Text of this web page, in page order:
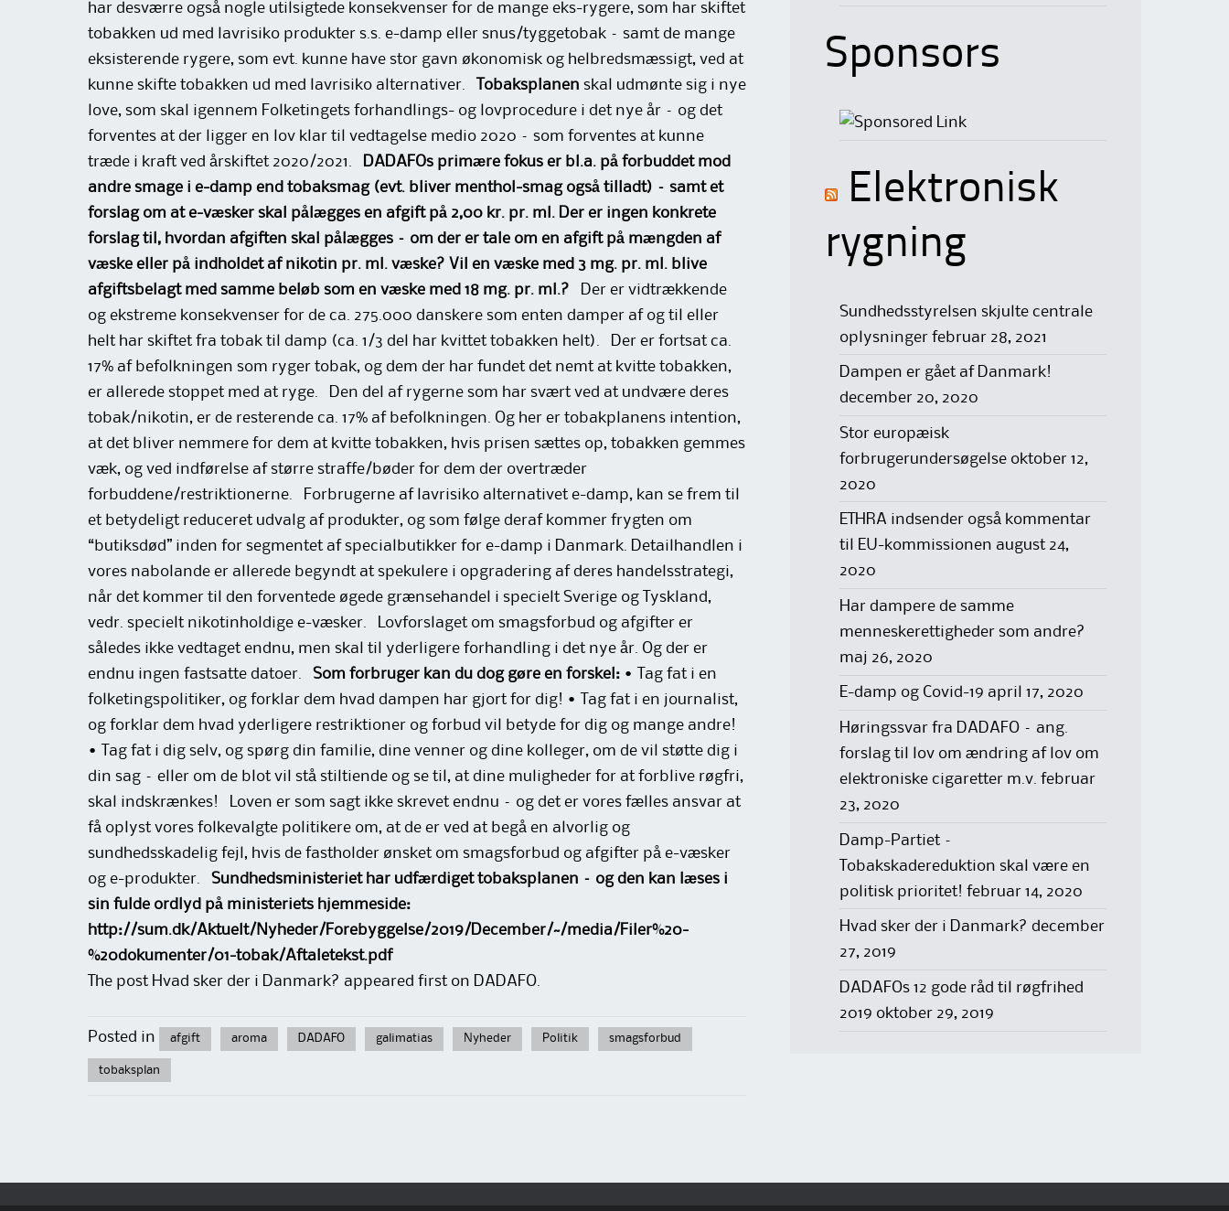
har desværre også nogle utilsigtede konsekvenser for de mange eks-rygere, som har skiftet
tobakken ud med lavrisiko produkter s.s. e-damp eller snus/tyggetobak – samt de mange
eksisterende rygere, som evt. kunne have stor gavn økonomisk og helbredsmæssigt, ved at
kunne skifte tobakken ud med lavrisiko alternativer.
Tobaksplanen skal udmønte sig i nye
love, som skal igennem Folketingets forhandlings- og lovprocedure i det nye år – og det
forventes at der ligger en lov klar til vedtagelse medio 2020 – som forventes at kunne
træde i kraft ved årskiftet 2020/2021.
DADAFOs primære fokus er bl.a. på forbuddet mod
andre smage i e-damp end tobaksmag (evt. bliver menthol-smag også tilladt) – samt et
forslag om at e-væsker skal pålægges en afgift på 2,00 kr. pr. ml. Der er ingen konkrete
forslag til, hvordan afgiften skal pålægges – om der er tale om en afgift på mængden af
væske eller på indholdet af nikotin pr. ml. væske? Vil en væske med 3 mg. pr. ml. blive
afgiftsbelagt med samme beløb som en væske med 18 mg. pr. ml.? Der er vidtrækkende
og ekstreme konsekvenser for de ca. 275.000 danskere som enten damper af og til eller
helt har skiftet fra tobak til damp (ca. 1/3 del har kvittet tobakken helt). Der er fortsat ca.
17% af befolkningen som ryger tobak, og dem der har fundet det nemt at kvitte tobakken,
er allerede stoppet med at ryge. Den del af rygerne som har svært ved at undvære deres
tobak/nikotin, er de resterende ca. 17% af befolkningen. Og her er tobakplanens intention,
at det bliver nemmere for dem at kvitte tobakken, hvis prisen sættes op, tobakken gemmes
væk, og ved indførelse af større straffe/bøder for dem der overtræder
forbuddene/restriktionerne. Forbrugerne af lavrisiko alternativet e-damp, kan se frem til
et betydeligt reduceret udvalg af produkter, og som følge deraf kommer frygten om
“butiksdød” inden for segmentet af specialbutikker for e-damp i Danmark. Detailhandlen i
vores nabolande er allerede begyndt at spekulere i opgradering af deres handelsstrategi,
når det kommer til den forventede øgede grænsehandel i specielt Sverige og Tyskland,
vedr. specielt nikotinholdige e-væsker. Lovforslaget om smagsforbud og afgifter er
således ikke vedtaget endnu, men skal til yderligere forhandling i det nye år. Og der er
endnu ingen fastsatte datoer. Som forbruger kan du dog gøre en forskel: • Tag fat i en
folketingspolitiker, og forklar dem hvad dampen har gjort for dig! • Tag fat i en journalist,
og forklar dem hvad yderligere restriktioner og forbud vil betyde for dig og mange andre!
• Tag fat i dig selv, og spørg din familie, dine venner og dine kolleger, om de vil støtte dig i
din sag – eller om de blot vil stå stiltiende og se til, at dine muligheder for at forblive røgfri,
skal indskrænkes! Loven er som sagt ikke skrevet endnu – og det er vores fælles ansvar at
få oplyst vores folkevalgte politikere om, at de er ved at begå en alvorlig og
sundhedsskadelig fejl, hvis de fastholder ønsket om smagsforbud og afgifter på e-væsker
og e-produkter. Sundhedsministeriet har udfærdiget tobaksplanen – og den kan læses i
sin fulde ordlyd på ministeriets hjemmeside:
http://sum.dk/Aktuelt/Nyheder/Forebyggelse/2019/December/~/media/Filer%20-
%20dokumenter/01-tobak/Aftaletekst.pdf
The post Hvad sker der i Danmark? appeared first on DADAFO.
Posted in afgift aroma DADAFO galimatias Nyheder Politik smagsforbud
tobaksplan
Sponsors
Elektronisk
rygning
Sundhedsstyrelsen skjulte centrale
oplysninger februar 28, 2021
Dampen er gået af Danmark!
december 20, 2020
Stor europæisk
forbrugerundersøgelse oktober 12,
2020
ETHRA indsender også kommentar
til EU-kommissionen august 24,
2020
Har dampere de samme
menneskerettigheder som andre?
maj 26, 2020
E-damp og Covid-19 april 17, 2020
Høringssvar fra DADAFO – ang.
forslag til lov om ændring af lov om
elektroniske cigaretter m.v. februar
23, 2020
Damp-Partiet –
Tobakskadereduktion skal være en
politisk prioritet! februar 14, 2020
Hvad sker der i Danmark? december
27, 2019
DADAFOs 12 gode råd til røgfrihed
2019 oktober 29, 2019